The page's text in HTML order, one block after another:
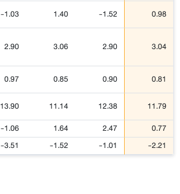
-1.03 1.40 -1.52 0.98
2.90 3.06 2.90 3.04
0.97 0.85 0.90 0.81
13.90 11.14 12.38 11.79
-1.06 1.64 2.47 0.77
-3.51 -1.52 -1.01 -2.21